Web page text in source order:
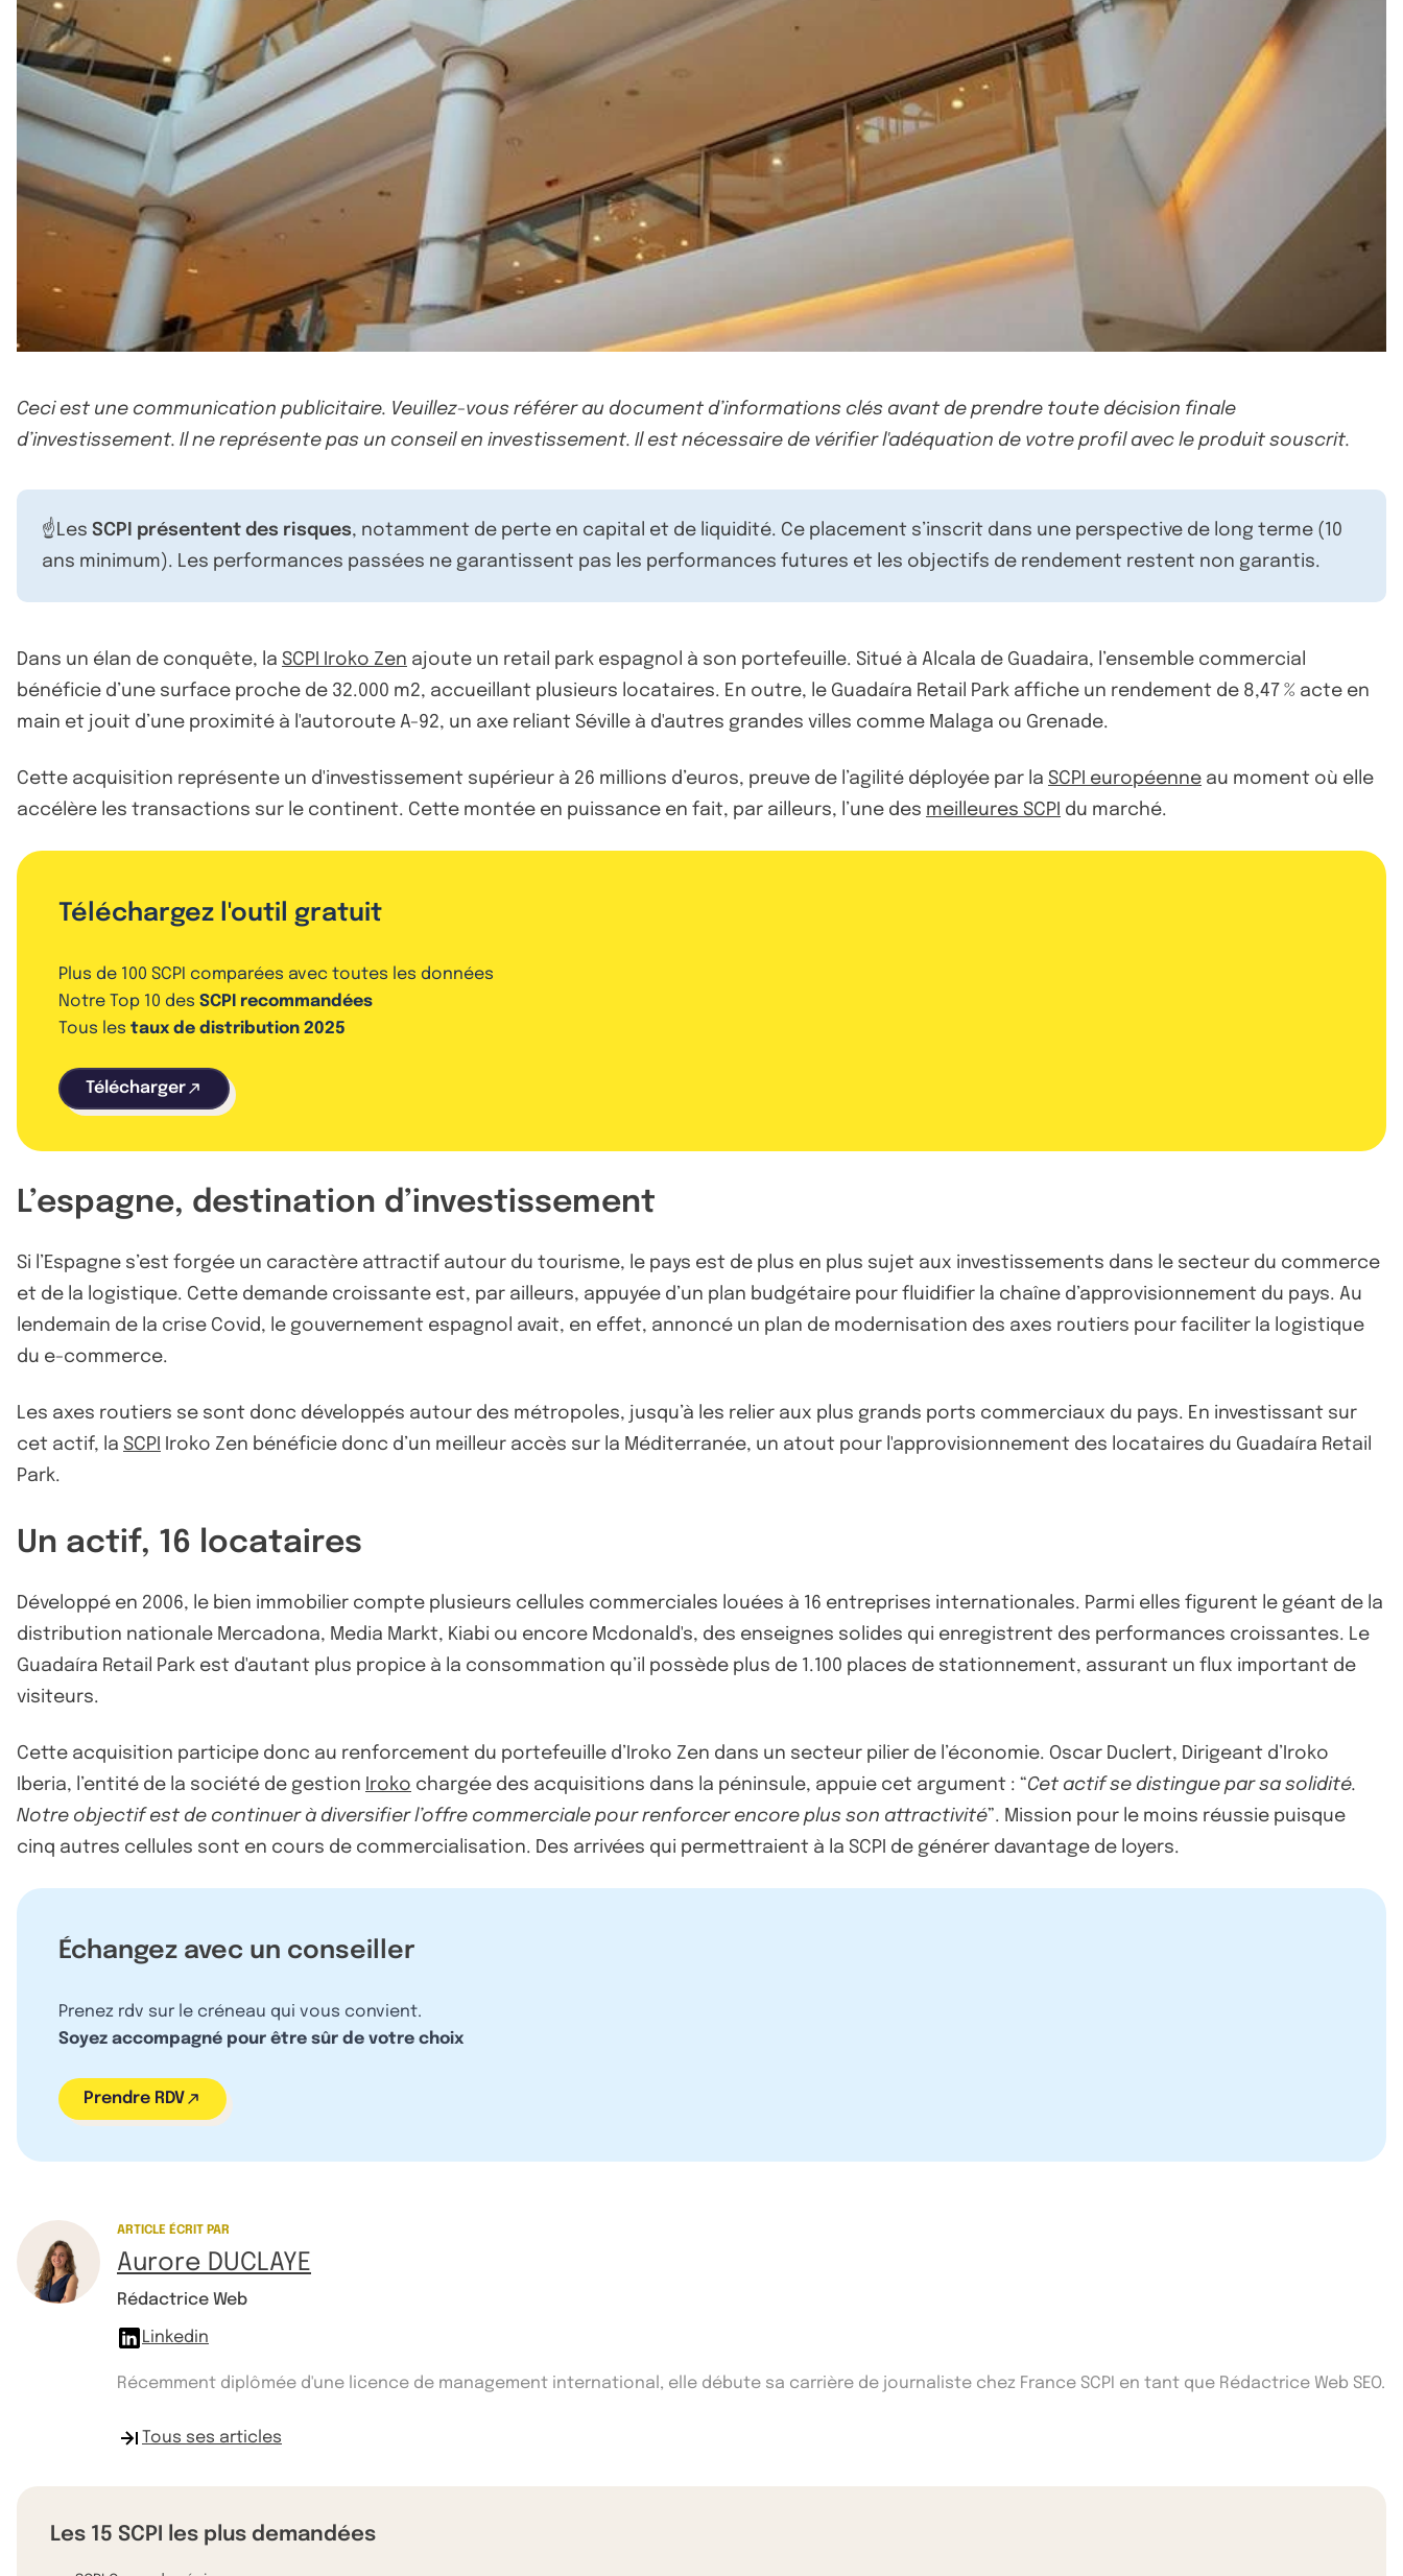
Ceci est une communication publicitaire. Veuillez-vous référer au document d’informations clés avant de prendre toute décision finale
d’investissement. Il ne représente pas un conseil en investissement. Il est nécessaire de vérifier l'adéquation de votre profil avec le produit souscrit.
☝️Les SCPI présentent des risques, notamment de perte en capital et de liquidité. Ce placement s’inscrit dans une perspective de long terme (10
ans minimum). Les performances passées ne garantissent pas les performances futures et les objectifs de rendement restent non garantis.
Dans un élan de conquête, la SCPI Iroko Zen ajoute un retail park espagnol à son portefeuille. Situé à Alcala de Guadaira, l’ensemble commercial
bénéficie d’une surface proche de 32.000 m2, accueillant plusieurs locataires. En outre, le Guadaíra Retail Park affiche un rendement de 8,47 % acte en
main et jouit d’une proximité à l'autoroute A-92, un axe reliant Séville à d'autres grandes villes comme Malaga ou Grenade.
Cette acquisition représente un d'investissement supérieur à 26 millions d’euros, preuve de l’agilité déployée par la SCPI européenne au moment où elle
accélère les transactions sur le continent. Cette montée en puissance en fait, par ailleurs, l’une des meilleures SCPI du marché.
Téléchargez l'outil gratuit
Plus de 100 SCPI comparées avec toutes les données
Notre Top 10 des SCPI recommandées
Tous les taux de distribution 2025
Télécharger
L’espagne, destination d’investissement
Si l’Espagne s’est forgée un caractère attractif autour du tourisme, le pays est de plus en plus sujet aux investissements dans le secteur du commerce
et de la logistique. Cette demande croissante est, par ailleurs, appuyée d’un plan budgétaire pour fluidifier la chaîne d’approvisionnement du pays. Au
lendemain de la crise Covid, le gouvernement espagnol avait, en effet, annoncé un plan de modernisation des axes routiers pour faciliter la logistique
du e-commerce.
Les axes routiers se sont donc développés autour des métropoles, jusqu’à les relier aux plus grands ports commerciaux du pays. En investissant sur
cet actif, la SCPI
Iroko Zen bénéficie donc d’un meilleur accès sur la Méditerranée, un atout pour l'approvisionnement des locataires du Guadaíra Retail
Park.
Un actif, 16 locataires
Développé en 2006, le bien immobilier compte plusieurs cellules commerciales louées à 16 entreprises internationales. Parmi elles figurent le géant de la
distribution nationale Mercadona, Media Markt, Kiabi ou encore Mcdonald's, des enseignes solides qui enregistrent des performances croissantes. Le
Guadaíra Retail Park est d'autant plus propice à la consommation qu’il possède plus de 1.100 places de stationnement, assurant un flux important de
visiteurs.
Cette acquisition participe donc au renforcement du portefeuille d’Iroko Zen dans un secteur pilier de l’économie. Oscar Duclert, Dirigeant d’Iroko
Iberia, l’entité de la société de gestion Iroko chargée des acquisitions dans la péninsule, appuie cet argument : “Cet actif se distingue par sa solidité.
Notre objectif est de continuer à diversifier l’offre commerciale pour renforcer encore plus son attractivité”. Mission pour le moins réussie puisque
cinq autres cellules sont en cours de commercialisation. Des arrivées qui permettraient à la SCPI de générer davantage de loyers.
Échangez avec un conseiller
Prenez rdv sur le créneau qui vous convient.
Soyez accompagné pour être sûr de votre choix
Prendre RDV
ARTICLE ÉCRIT PAR
Aurore DUCLAYE
Rédactrice Web
Linkedin
Récemment diplômée d'une licence de management international, elle débute sa carrière de journaliste chez France SCPI en tant que Rédactrice Web SEO.
Tous ses articles
Les 15 SCPI les plus demandées